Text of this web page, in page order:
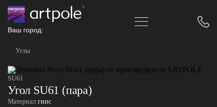
Ваш город:
Углы
SU61
Угол SU61 (пара)
Материал:гипс